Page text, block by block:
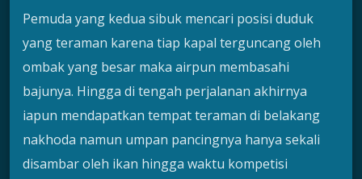
Pemuda yang kedua sibuk mencari posisi duduk
yang teraman karena tiap kapal terguncang oleh
ombak yang besar maka airpun membasahi
bajunya. Hingga di tengah perjalanan akhirnya
iapun mendapatkan tempat teraman di belakang
nakhoda namun umpan pancingnya hanya sekali
disambar oleh ikan hingga waktu kompetisi